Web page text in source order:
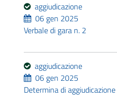
aggiudicazione
06 gen 2025
Verbale di gara n. 2
aggiudicazione
06 gen 2025
Determina di aggiudicazione